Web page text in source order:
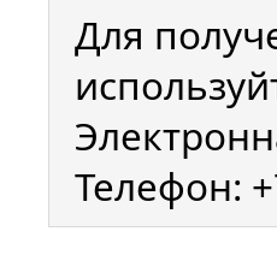
Для
Телефон: